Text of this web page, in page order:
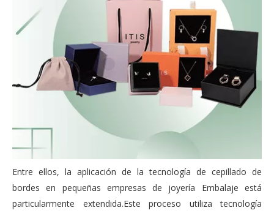
Entre ellos, la aplicación de la tecnología de cepillado de
bordes en pequeñas empresas de joyería Embalaje está
particularmente extendida.Este proceso utiliza tecnología